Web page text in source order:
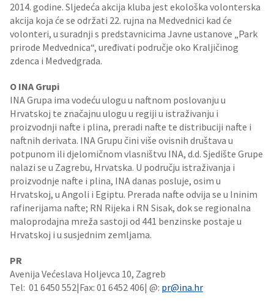
2014. godine. Sljedeća akcija kluba jest ekološka volonterska
akcija koja će se održati 22. rujna na Medvednici kad će
volonteri, u suradnji s predstavnicima Javne ustanove „Park
prirode Medvednica“, uređivati područje oko Kraljičinog
zdenca i Medvedgrada.
O INA Grupi
INA Grupa ima vodeću ulogu u naftnom poslovanju u
Hrvatskoj te značajnu ulogu u regiji u istraživanju i
proizvodnji nafte i plina, preradi nafte te distribuciji nafte i
naftnih derivata. INA Grupu čini više ovisnih društava u
potpunom ili djelomičnom vlasništvu INA, d.d. Sjedište Grupe
nalazi se u Zagrebu, Hrvatska. U području istraživanja i
proizvodnje nafte i plina, INA danas posluje, osim u
Hrvatskoj, u Angoli i Egiptu. Prerada nafte odvija se u Ininim
rafinerijama nafte; RN Rijeka i RN Sisak, dok se regionalna
maloprodajna mreža sastoji od 441 benzinske postaje u
Hrvatskoj i u susjednim zemljama.
PR
Avenija Većeslava Holjevca 10, Zagreb
Tel: 01 6450 552|Fax: 01 6452 406| @: pr@ina.hr